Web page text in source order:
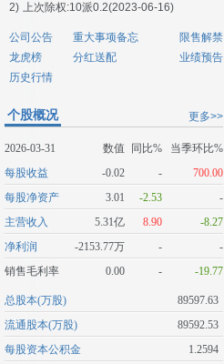
2) 上次除权:10派0.2(2023-06-16)
公司公告 重大事项备忘
限售解禁
龙虎榜
分红送配
业绩预告
历史行情
更多>>
个股概况
2026-03-31 数值 同比%
当季环比%
每股收益
-0.02 -
700.00
每股净资产
3.01 -2.53
-
主营收入
5.31亿 8.90
-8.27
净利润
-2153.77万 -
-
销售毛利率
0.00 - -19.77
总股本(万股)
89597.63
流通股本(万股)
89592.53
每股资本公积金
1.2594